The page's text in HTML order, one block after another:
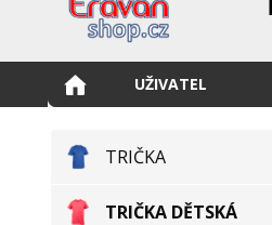
UŽIVATEL
TRIČKA
TRIČKA DĚTSKÁ